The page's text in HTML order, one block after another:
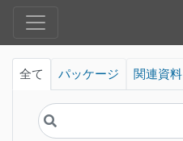
全て パッケージ 関連資料